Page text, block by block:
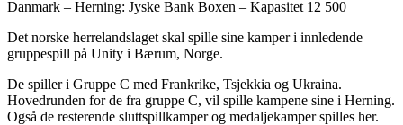
Danmark – Herning: Jyske Bank Boxen – Kapasitet 12 500
Det norske herrelandslaget skal spille sine kamper i innledende
gruppespill på Unity i Bærum, Norge.
De spiller i Gruppe C med Frankrike, Tsjekkia og Ukraina.
Hovedrunden for de fra gruppe C, vil spille kampene sine i Herning.
Også de resterende sluttspillkamper og medaljekamper spilles her.